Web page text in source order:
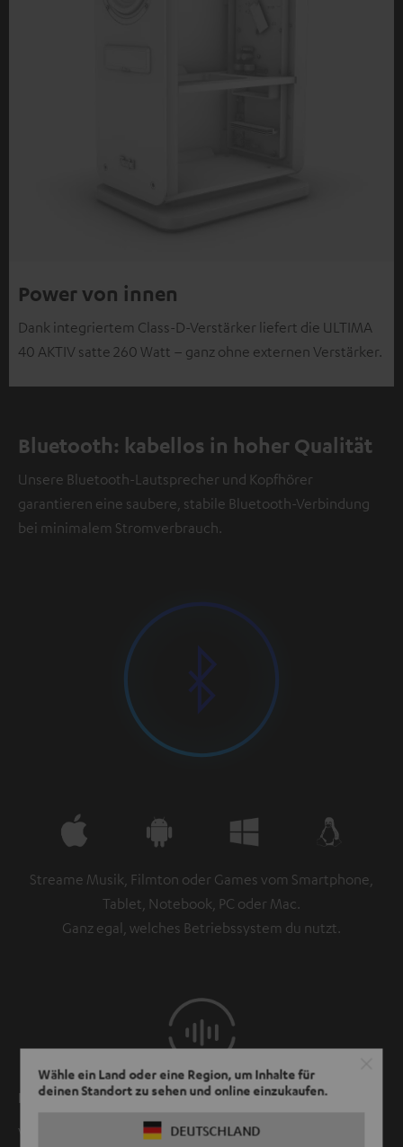
Wähle ein Land oder eine Region, um Inhalte für
deinen Standort zu sehen und online einzukaufen.
DEUTSCHLAND
Power von innen
Dank integriertem Class-D-Verstärker liefert die ULTIMA
40 AKTIV satte 260 Watt – ganz ohne externen Verstärker.
Bluetooth: kabellos in hoher Qualität
Unsere Bluetooth-Lautsprecher und Kopfhörer
garantieren eine saubere, stabile Bluetooth-Verbindung
bei minimalem Stromverbrauch.
Streame Musik, Filmton oder Games vom Smartphone,
Tablet, Notebook, PC oder Mac.
Ganz egal, welches Betriebssystem du nutzt.
Lippensynchron
Videoton von z. B. Youtube oder anderen Apps sowie